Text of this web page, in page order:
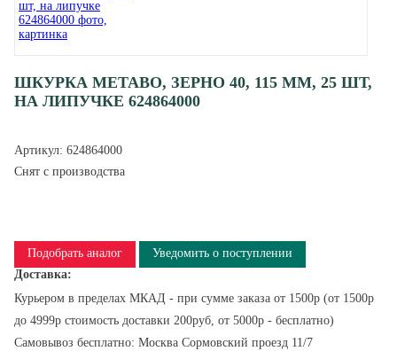
ШКУРКА METABO, ЗЕРНО 40, 115 ММ, 25 ШТ,
НА ЛИПУЧКЕ 624864000
Артикул: 624864000
Снят с производства
Подобрать аналог
Уведомить о поступлении
Доставка:
Курьером в пределах МКАД - при сумме заказа от 1500р (от 1500р
до 4999р стоимость доставки 200руб, от 5000р - бесплатно)
Самовывоз бесплатно: Москва Сормовский проезд 11/7